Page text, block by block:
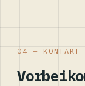
04 — KONTAKT